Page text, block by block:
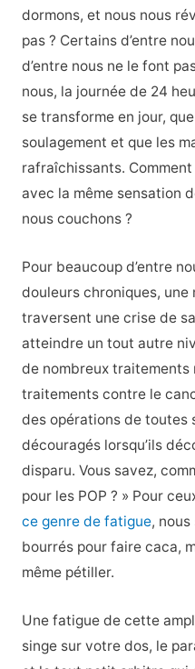
dormons, et nous nous
pas ? Certains d’entre
d’entre nous ne le font
nous, la journée de 24
se transforme en jour,
soulagement et que les
rafraîchissants.
avec la même sensation
nous couchons ?
Pour beaucoup d’entre
douleurs chroniques, une
traversent une crise de
atteindre un tout autre
de nombreux traitements
traitements contre le
des opérations de toutes
découragés lorsqu’ils
disparu. Vous savez,
pour les POP ? » Pour
ce genre de fatigue, nous
bourrés pour faire caca,
même pétiller.
Une fatigue de cette
singe sur votre dos, le